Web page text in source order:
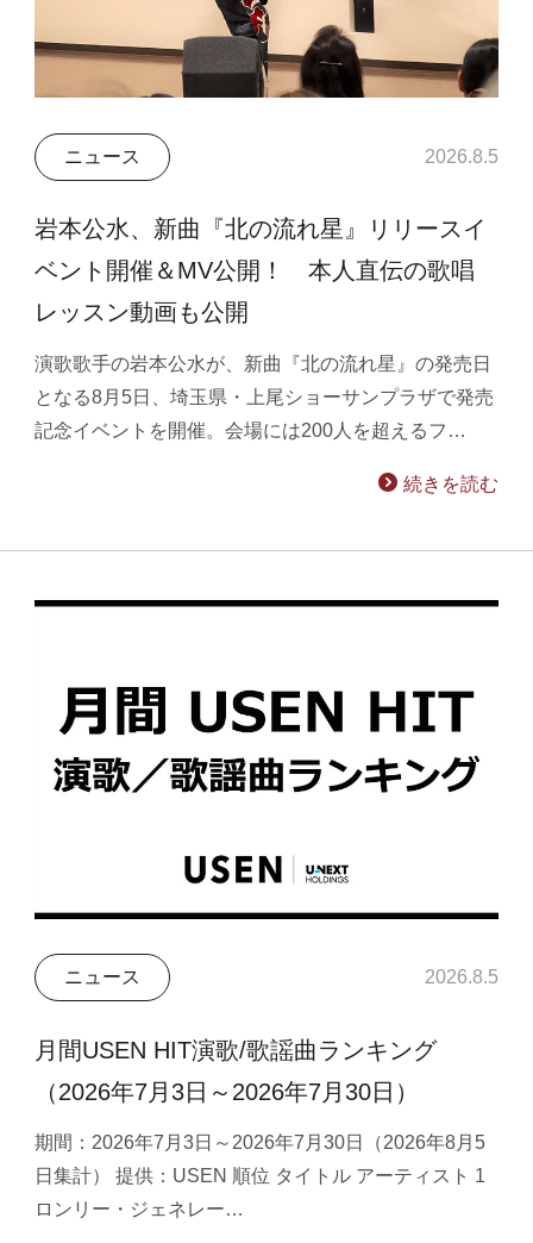
ニュース 2026.8.5
岩本公水、新曲『北の流れ星』リリースイ
ベント開催＆MV公開！ 本人直伝の歌唱
レッスン動画も公開
演歌歌手の岩本公水が、新曲『北の流れ星』の発売日
となる8月5日、埼玉県・上尾ショーサンプラザで発売
記念イベントを開催。会場には200人を超えるフ…
続きを読む
ニュース 2026.8.5
月間USEN HIT演歌/歌謡曲ランキング
（2026年7月3日～2026年7月30日）
期間：2026年7月3日～2026年7月30日（2026年8月5
日集計） 提供：USEN 順位 タイトル アーティスト 1
ロンリー・ジェネレー…